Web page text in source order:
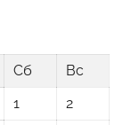
Сб
Вс
1
2